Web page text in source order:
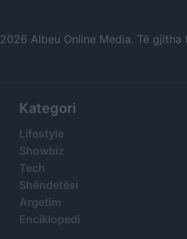
2026 Albeu Online Media. Të
Kategori
Lifestyle
Showbiz
Tech
Shëndetësi
Argetim
Enciklopedi